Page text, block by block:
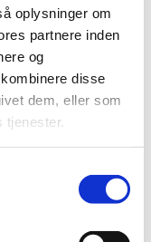
oplysninger om
partnere inden
og
disse
dem, eller som
tjenester.